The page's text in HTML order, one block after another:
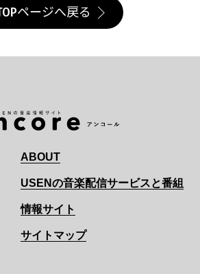
ページへ戻る
ABOUT
USENの音楽配信サービスと番組
情報サイト
サイトマップ